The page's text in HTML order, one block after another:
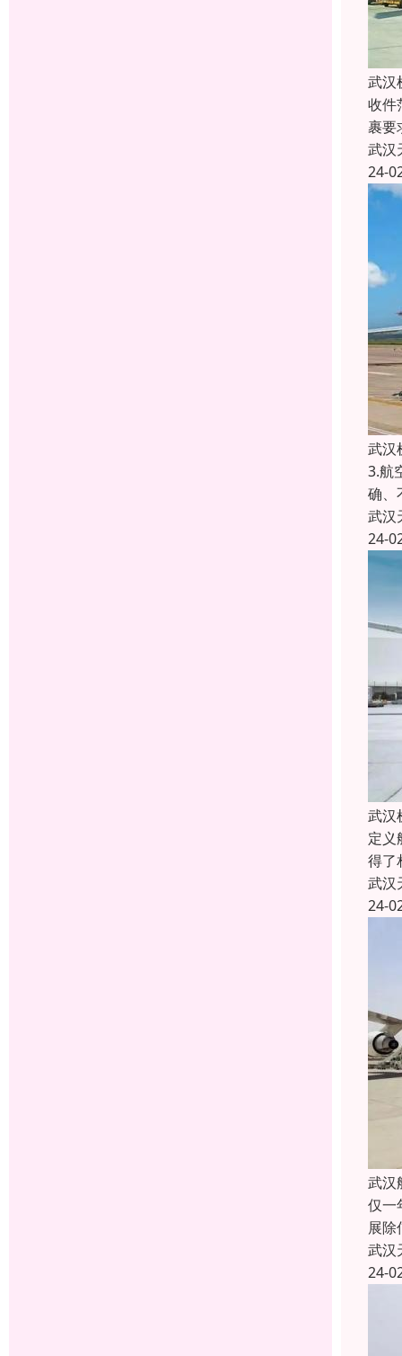
武汉
收件
裹要
武汉
24-
武汉
3.航
确、
武汉
24-
武汉
定义
得了
武汉
24-
武汉
仅一
展除
武汉
24-